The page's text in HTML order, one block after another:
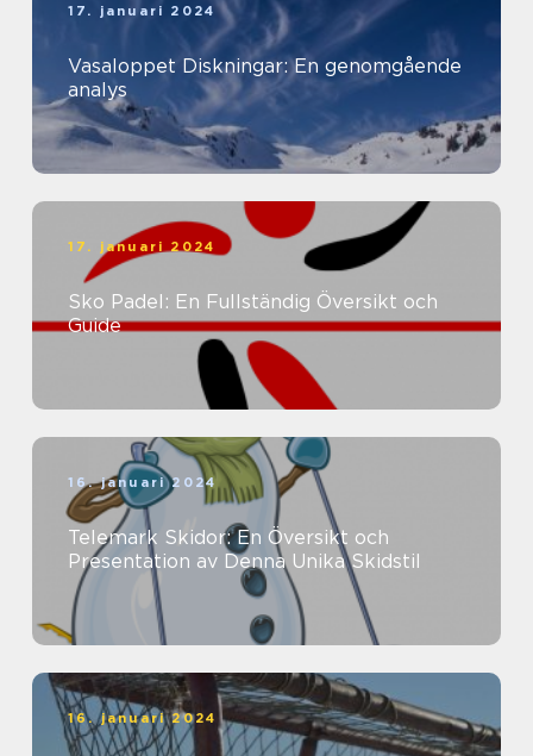
17. januari 2024
Vasaloppet Diskningar: En genomgående
analys
17. januari 2024
Sko Padel: En Fullständig Översikt och
Guide
16. januari 2024
Telemark Skidor: En Översikt och
Presentation av Denna Unika Skidstil
16. januari 2024